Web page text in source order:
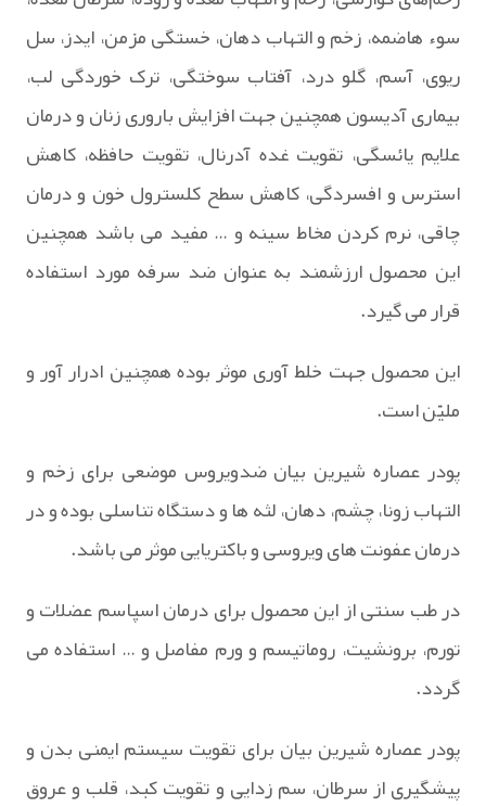
سوء هاضمه، زخم و التهاب دهان، خستگی مزمن، ایدز، سل
ریوی، آسم، گلو درد، آفتاب سوختگی، ترک خوردگی لب،
بیماری آدیسون همچنین جهت افزایش باروری زنان و درمان
علایم یائسگی، تقویت غده آدرنال، تقویت حافظه، کاهش
استرس و افسردگی، کاهش سطح کلسترول خون و درمان
چاقی، نرم کردن مخاط سینه و … مفید می باشد همچنین
این محصول ارزشمند به عنوان ضد سرفه مورد استفاده
قرار می گیرد.
این محصول جهت خلط ‌آوری موثر بوده همچنین ادرار آور و
ملیّن است.
پودر عصاره شیرین بیان ضدویروس موضعی برای زخم و
التهاب زونا، چشم، دهان، لثه ها و دستگاه تناسلی بوده و در
درمان عفونت های ویروسی و باکتریایی موثر می باشد.
در طب سنتی از این محصول برای درمان اسپاسم عضلات و
تورم، برونشیت، روماتیسم و ورم مفاصل و … استفاده می‌
گردد.
پودر عصاره شیرین بیان برای تقویت سیستم ایمنی بدن و
پیشگیری از سرطان، سم زدایی و تقویت کبد، قلب و عروق